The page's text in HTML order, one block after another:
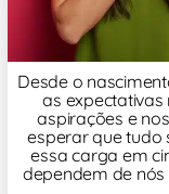
Desde o
as
aspirações e
esperar que tudo
essa carga em
dependem de